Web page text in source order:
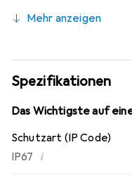
Beats mehr Tiefe
Mehr anzeigen
Spezifikationen
Das Wichtigste auf
Schutzart (IP Code)
IP67 i